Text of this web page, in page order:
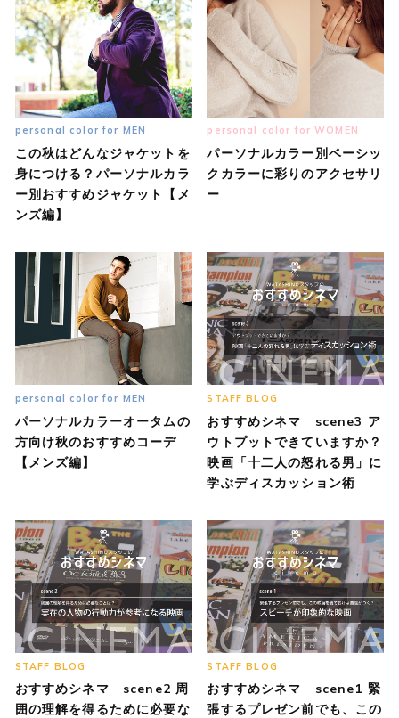
personal color for MEN
この秋はどんなジャケットを
身につける？パーソナルカラ
ー別おすすめジャケット【メ
ンズ編】
personal color for WOMEN
パーソナルカラー別ベーシッ
クカラーに彩りのアクセサリ
ー
personal color for MEN
パーソナルカラーオータムの
方向け秋のおすすめコーデ
【メンズ編】
STAFF BLOG
おすすめシネマ scene3 ア
ウトプットできていますか？
映画「十二人の怒れる男」に
学ぶディスカッション術
STAFF BLOG
おすすめシネマ scene2 周
囲の理解を得るために必要な
STAFF BLOG
おすすめシネマ scene1 緊
張するプレゼン前でも、この